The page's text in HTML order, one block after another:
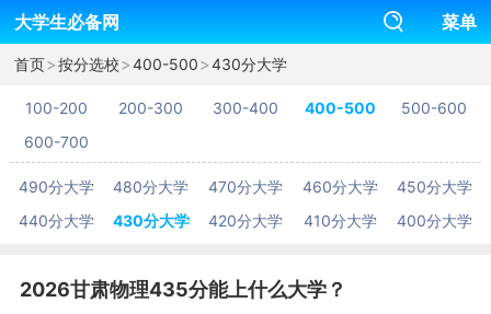
大学生必备网 菜单
首页>按分选校>400-500>430分大学
100-200 200-300 300-400 400-500
500-600
600-700
490分大学 480分大学 470分大学 460分大学
450分大学
440分大学
430分大学 420分大学 410分大学 400分大学
2026甘肃物理435分能上什么大学？